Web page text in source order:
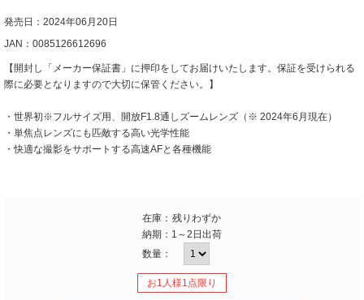
発売日：2024年06月20日
JAN：0085126612696
【開封し「メーカー保証書」に押印をしてお届けいたします。保証を受けられる
際に必要となりますので大切に保管ください。】
・世界初※フルサイズ用、開放F1.8通しズームレンズ（※ 2024年6月現在）
・単焦点レンズにも匹敵する高い光学性能
・快適な撮影をサポートする高速AFと各種機能
在庫： 残りわずか
納期： 1～2日出荷
数量：
お1人様1点限り